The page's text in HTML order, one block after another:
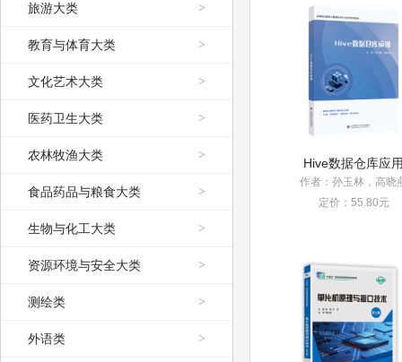
旅游大类 >
教育与体育大类 >
文化艺术大类 >
医药卫生大类 >
农林牧渔大类 >
食品药品与粮食大类 >
生物与化工大类 >
资源环境与安全大类 >
测绘类 >
外语类 >
Hive数据仓库应
作者：孙玉林，高晓
定价：55.80元